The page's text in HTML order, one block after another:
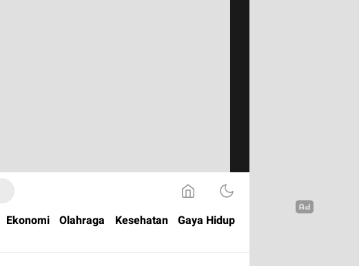
Ekonomi Olahraga Kesehatan Gaya Hidup